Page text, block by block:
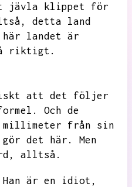
jävla klippet för
detta land
landet är
riktigt.
att det följer
Och de
från sin
det här.
Men
alltså.
Han är en idiot,